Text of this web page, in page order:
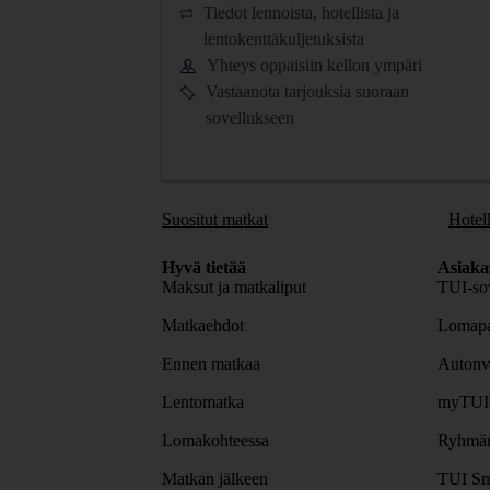
Tiedot lennoista, hotellista ja
lentokenttäkuljetuksista
Yhteys oppaisiin kellon ympäri
Vastaanota tarjouksia suoraan
sovellukseen
Suositut matkat
Hyvä tietää
Maksut ja matkaliput
Matkaehdot
Ennen matkaa
Lentomatka
Lomakohteessa
Matkan jälkeen
TUI-
myTUI
TUI